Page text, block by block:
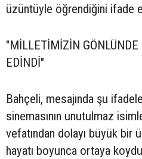
üzüntüyle öğrendiğini ifade
"MİLLETİMİZİN
EDİNDİ"
Bahçeli, mesajında şu
sinemasının unutulmaz
vefatından dolayı büyük bir
hayatı boyunca ortaya